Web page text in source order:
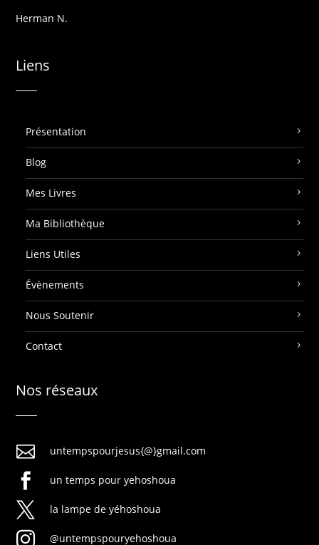
Herman N.
Liens
Présentation
Blog
Mes Livres
Ma Bibliothèque
Liens Utiles
Évènements
Nous Soutenir
Contact
Nos réseaux
 untempspourjesus{@}gmail.com
 un temps pour yehoshoua
 la lampe de yéhoshoua
 @untempspouryehoshoua